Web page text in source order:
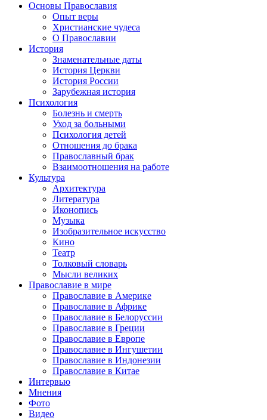
Основы Православия
Опыт веры
Христианские чудеса
О Православии
История
Знаменательные даты
История Церкви
История России
Зарубежная история
Психология
Болезнь и смерть
Уход за больными
Психология детей
Отношения до брака
Православный брак
Взаимоотношения на работе
Культура
Архитектура
Литература
Иконопись
Музыка
Изобразительное искусство
Кино
Театр
Толковый словарь
Мысли великих
Православие в мире
Православие в Америке
Православие в Африке
Православие в Белоруссии
Православие в Греции
Православие в Европе
Православие в Ингушетии
Православие в Индонезии
Православие в Китае
Интервью
Мнения
Фото
Видео